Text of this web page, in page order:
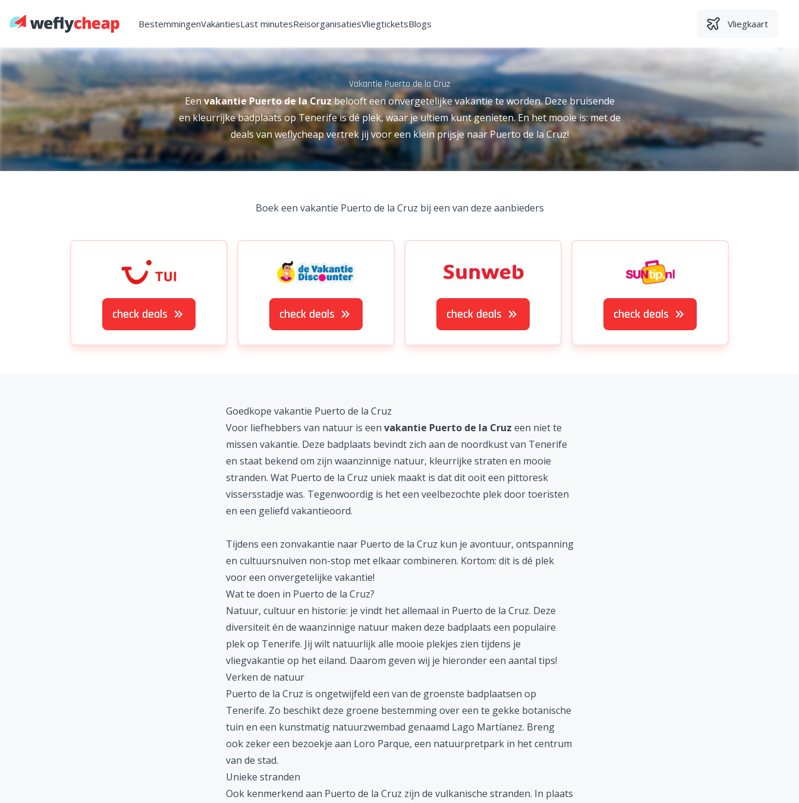
BestemmingenVakantiesLast minutesReisorganisatiesVliegticketsBlogs Vliegkaart
Vakantie Puerto de la Cruz
Een vakantie Puerto de la Cruzbelooft een onvergetelijke vakantie te worden. Deze bruisende
en kleurrijke badplaats op Tenerife is dé plek, waar je ultiem kunt genieten. En het mooie is: met de
deals van weflycheap vertrek jij voor een klein prijsje naar Puerto de la Cruz!
Boek een vakantie Puerto de la Cruz bij een van deze aanbieders
check deals check deals check deals check deals
Goedkope vakantie Puerto de la Cruz
Voor liefhebbers van natuur is een vakantie Puerto de la Cruz een niet te
missen vakantie. Deze badplaats bevindt zich aan de noordkust van Tenerife
en staat bekend om zijn waanzinnige natuur, kleurrijke straten en mooie
stranden. Wat Puerto de la Cruz uniek maakt is dat dit ooit een pittoresk
vissersstadje was. Tegenwoordig is het een veelbezochte plek door toeristen
en een geliefd vakantieoord.
Tijdens een zonvakantie naar Puerto de la Cruz kun je avontuur, ontspanning
en cultuursnuiven non-stop met elkaar combineren. Kortom: dit is dé plek
voor een onvergetelijke vakantie!
Wat te doen in Puerto de la Cruz?
Natuur, cultuur en historie: je vindt het allemaal in Puerto de la Cruz. Deze
diversiteit én de waanzinnige natuur maken deze badplaats een populaire
plek op Tenerife. Jij wilt natuurlijk alle mooie plekjes zien tijdens je
vliegvakantie op het eiland. Daarom geven wij je hieronder een aantal tips!
Verken de natuur
Puerto de la Cruz is ongetwijfeld een van de groenste badplaatsen op
Tenerife. Zo beschikt deze groene bestemming over een te gekke botanische
tuin en een kunstmatig natuurzwembad genaamd Lago Martíanez. Breng
ook zeker een bezoekje aan Loro Parque, een natuurpretpark in het centrum
van de stad.
Unieke stranden
Ook kenmerkend aan Puerto de la Cruz zijn de vulkanische stranden. In plaats